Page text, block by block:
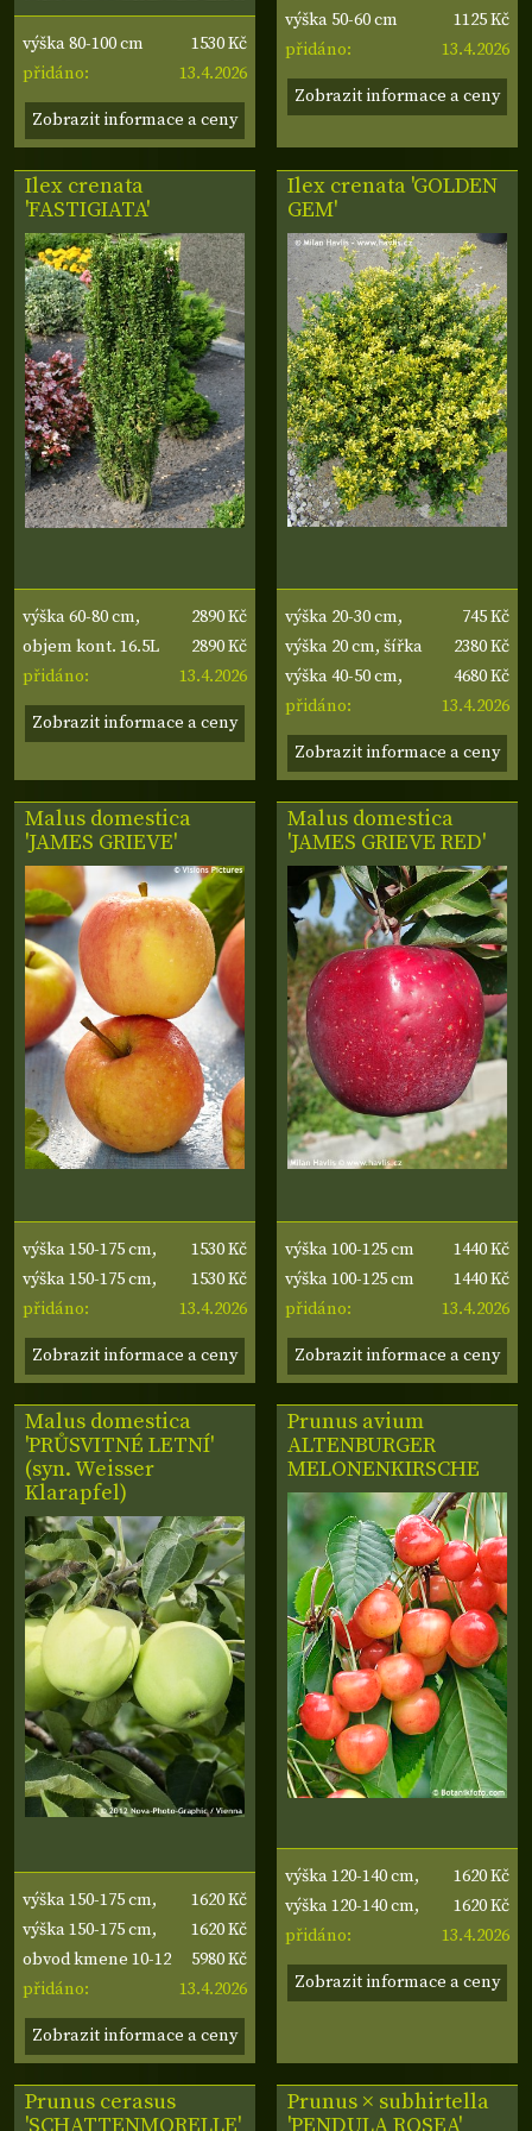
výška 80-100 cm
1530 Kč
přidáno:
13.4.2026
Zobrazit informace a ceny
výška 50-60 cm
1125 Kč
přidáno:
13.4.2026
Zobrazit informace a ceny
Ilex crenata
'FASTIGIATA'
výška 60-80 cm,
šířka 20-30 cm
2890 Kč
objem kont. 16.5L
2890 Kč
přidáno:
13.4.2026
Zobrazit informace a ceny
Ilex crenata 'GOLDEN
GEM'
výška 20-30 cm,
šířka 20-30 cm
745 Kč
výška 20 cm, šířka
40 cm
2380 Kč
výška 40-50 cm,
šířka 40-60 cm
4680 Kč
přidáno:
13.4.2026
Zobrazit informace a ceny
Malus domestica
'JAMES GRIEVE'
výška 150-175 cm,
výška kmene 60 cm
1530 Kč
výška 150-175 cm,
výška kmene 60 cm
1530 Kč
přidáno:
13.4.2026
Zobrazit informace a ceny
Malus domestica
'JAMES GRIEVE RED'
výška 100-125 cm
1440 Kč
výška 100-125 cm
1440 Kč
přidáno:
13.4.2026
Zobrazit informace a ceny
Malus domestica
'PRŮSVITNÉ LETNÍ'
(syn. Weisser
Klarapfel)
výška 150-175 cm,
výška kmene 60-70
cm
1620 Kč
výška 150-175 cm,
výška kmene 60-70
cm
1620 Kč
obvod kmene 10-12
cm
5980 Kč
přidáno:
13.4.2026
Zobrazit informace a ceny
Prunus avium
ALTENBURGER
MELONENKIRSCHE
výška 120-140 cm,
výška kmene 50 cm
1620 Kč
výška 120-140 cm,
výška kmene 50 cm
1620 Kč
přidáno:
13.4.2026
Zobrazit informace a ceny
Prunus cerasus
'SCHATTENMORELLE'
Prunus × subhirtella
'PENDULA ROSEA'